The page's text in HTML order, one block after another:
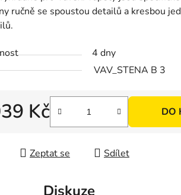
ručně se spoustou detailů a kresbou
4 dny
VAV_STENA B 3
Kč DO
Zeptat se Sdílet
Diskuze